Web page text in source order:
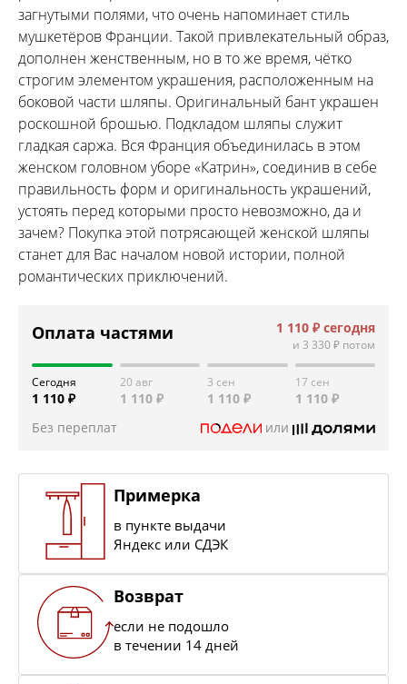
загнутыми полями, что очень напоминает стиль
мушкетёров Франции. Такой привлекательный образ,
дополнен женственным, но в то же время, чётко
строгим элементом украшения, расположенным на
боковой части шляпы. Оригинальный бант украшен
роскошной брошью. Подкладом шляпы служит
гладкая саржа. Вся Франция объединилась в этом
женском головном уборе «Катрин», соединив в себе
правильность форм и оригинальность украшений,
устоять перед которыми просто невозможно, да и
зачем? Покупка этой потрясающей женской шляпы
станет для Вас началом новой истории, полной
романтических приключений.
Оплата частями 1 110 ₽ сегодня
и 3 330 ₽ потом
Сегодня
1 110 ₽
20 авг
1 110 ₽
3 сен
1 110 ₽
17 сен
1 110 ₽
Без переплат
или
Примерка
в пункте выдачи
Яндекс или СДЭК
Возврат
если не подошло
в течении 14 дней